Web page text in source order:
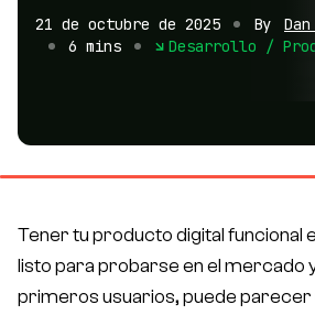
21 de octubre de 2025 By
6 mins
Desarrollo /
Tener tu producto digital funcional
listo para probarse en el mercado
primeros usuarios, puede parecer